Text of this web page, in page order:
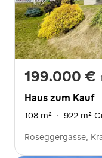
199.000 €
Haus zum Kauf
108 m² · 922 m²
Roseggergasse,